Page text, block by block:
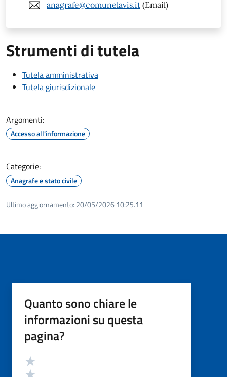
anagrafe@comunelavis.it (Email)
Strumenti di tutela
Tutela amministrativa
Tutela giurisdizionale
Argomenti:
Accesso all'informazione
Categorie:
Anagrafe e stato civile
Ultimo aggiornamento: 20/05/2026 10:25.11
Quanto sono chiare le
informazioni su questa
pagina?
Valutazione